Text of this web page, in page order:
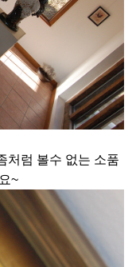
처럼 볼수 없는 소품
~